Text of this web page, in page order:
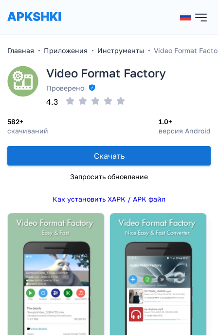
Главная Приложения Инструменты Video Format
Video Format Factory
Проверено
582+
скачиваний
1.0+
версия Android
4.3
Скачать
Запросить обновление
Как установить XAPK / APK файл